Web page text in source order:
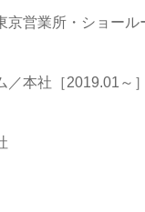
京営業所・ショール
／本社［2019.01～